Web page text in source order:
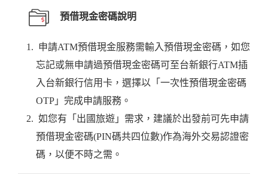
預借現金密碼說明
申請ATM預借現金服務需輸入預借現金密碼，如您
忘記或無申請過預借現金密碼可至台新銀行ATM插
入台新銀行信用卡，選擇以「一次性預借現金密碼
OTP」完成申請服務。
如您有「出國旅遊」需求，建議於出發前可先申請
預借現金密碼(PIN碼共四位數)作為海外交易認證密
碼，以便不時之需。